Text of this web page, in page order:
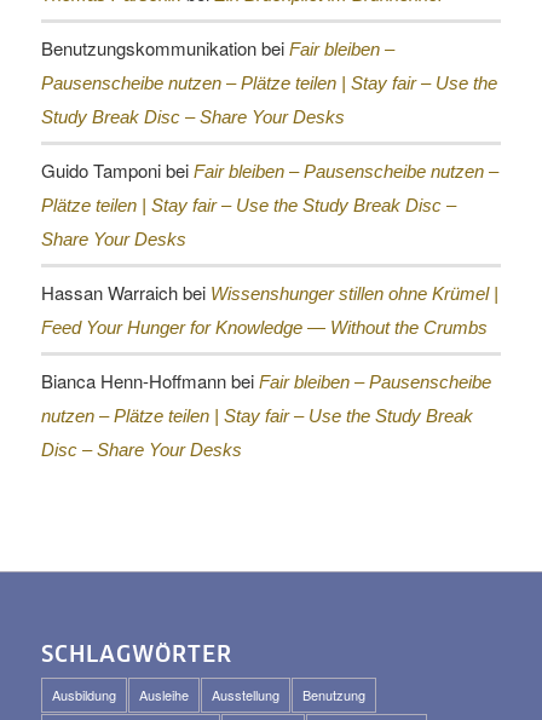
Benutzungskommunikationbei Fair bleiben –
Pausenscheibe nutzen – Plätze teilen | Stay fair – Use the
Study Break Disc – Share Your Desks
Guido Tamponibei Fair bleiben – Pausenscheibe nutzen –
Plätze teilen | Stay fair – Use the Study Break Disc –
Share Your Desks
Hassan Warraichbei Wissenshunger stillen ohne Krümel |
Feed Your Hunger for Knowledge — Without the Crumbs
Bianca Henn-Hoffmannbei Fair bleiben – Pausenscheibe
nutzen – Plätze teilen | Stay fair – Use the Study Break
Disc – Share Your Desks
SCHLAGWÖRTER
Ausbildung Ausleihe Ausstellung
Benutzung